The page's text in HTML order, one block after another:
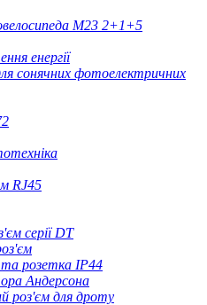
M23 2+1+5
енергії
сонячних фотоелектричних
RJ45
серії DT
розетка IP44
Андерсона
роз'єм для дроту